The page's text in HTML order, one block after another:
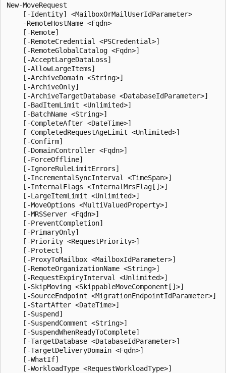
New-MoveRequest
    [-Identity] <MailboxOrMailUserIdParameter>
    -RemoteHostName <Fqdn>
    [-Remote]
    [-RemoteCredential <PSCredential>]
    [-RemoteGlobalCatalog <Fqdn>]
    [-AcceptLargeDataLoss]
    [-AllowLargeItems]
    [-ArchiveDomain <String>]
    [-ArchiveOnly]
    [-ArchiveTargetDatabase <DatabaseIdParameter>]
    [-BadItemLimit <Unlimited>]
    [-BatchName <String>]
    [-CompleteAfter <DateTime>]
    [-CompletedRequestAgeLimit <Unlimited>]
    [-Confirm]
    [-DomainController <Fqdn>]
    [-ForceOffline]
    [-IgnoreRuleLimitErrors]
    [-IncrementalSyncInterval <TimeSpan>]
    [-InternalFlags <InternalMrsFlag[]>]
    [-LargeItemLimit <Unlimited>]
    [-MoveOptions <MultiValuedProperty>]
    [-MRSServer <Fqdn>]
    [-PreventCompletion]
    [-PrimaryOnly]
    [-Priority <RequestPriority>]
    [-Protect]
    [-ProxyToMailbox <MailboxIdParameter>]
    [-RemoteOrganizationName <String>]
    [-RequestExpiryInterval <Unlimited>]
    [-SkipMoving <SkippableMoveComponent[]>]
    [-SourceEndpoint <MigrationEndpointIdParameter>]
    [-StartAfter <DateTime>]
    [-Suspend]
    [-SuspendComment <String>]
    [-SuspendWhenReadyToComplete]
    [-TargetDatabase <DatabaseIdParameter>]
    [-TargetDeliveryDomain <Fqdn>]
    [-WhatIf]
    [-WorkloadType <RequestWorkloadType>]